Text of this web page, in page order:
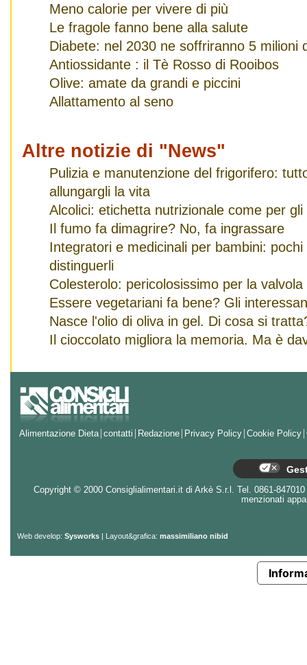
Meno calorie per vivere di più
Le fragole fanno bene alla salute
Diabete: nel 2030 ne soffriranno 5 milioni
Antiossidante : il Tè Rosso di Rooibos
Olive: amate da grandi e piccini
Allattamento al seno
Altre notizie di "News"
Pulizia e manutenzione del frigorifero:
allungargli la vita
Alcolici: etichetta nutrizionale come per gli
Il fumo fa dimagrire? No, fa ingrassare
Integratori e medicinali per bambini:
distinguerli
Colesterolo: pericolosissimo per la valvola
Essere vegetariani fa bene? Gli
Nasce l'olio di oliva in gel. Di cosa si
Il cioccolato migliora la memoria. Ma è
Alimentazione Dieta contatti Redazione Privacy Policy Cookie Policy
Copyright © 2000 Consiglialimentari.it di Arkè S.r.l. Tel. 0861-
menzionati
Web develop: Sysworks | Layout&grafica: massimiliano nibid